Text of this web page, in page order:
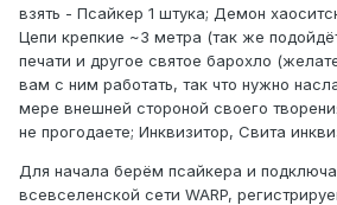
взять - Псайкер 1 штука; Демон
Цепи крепкие ~3 метра (так же
печати и другое святое барохло
вам с ним работать, так что нужно
мере внешней стороной своего
не прогодаете; Инквизитор, Свита
Для начала берём псайкера и
всевселенской сети WARP,